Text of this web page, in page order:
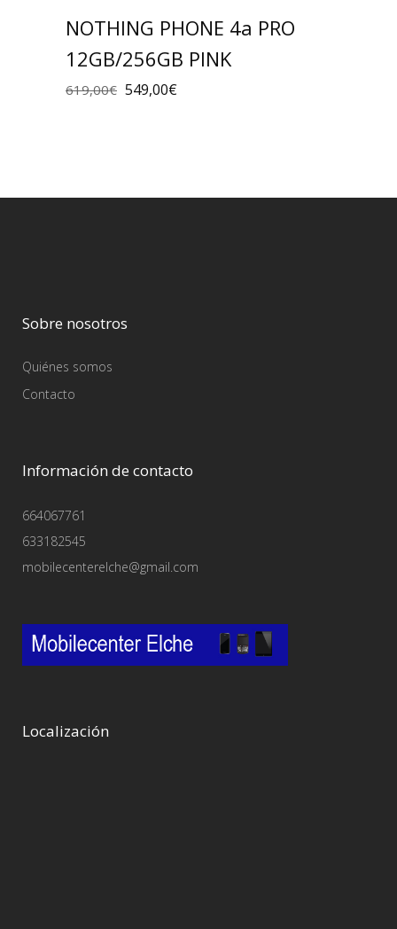
NOTHING PHONE 4a PRO
12GB/256GB PINK
619,00€ 549,00€
Sobre nosotros
Quiénes somos
Contacto
Información de contacto
664067761
633182545
mobilecenterelche@gmail.com
Localización